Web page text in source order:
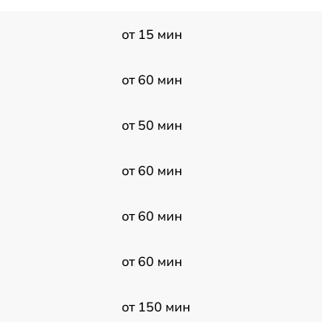
от 15 мин
от 60 мин
от 50 мин
от 60 мин
от 60 мин
от 60 мин
от 150 мин